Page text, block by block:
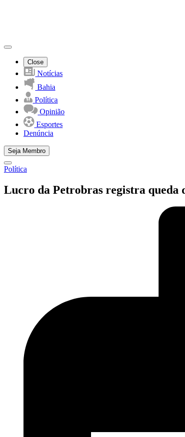
Close
Notícias
Bahia
Política
Opinião
Esportes
Denúncia
Seja Membro
Política
Lucro da Petrobras registra queda